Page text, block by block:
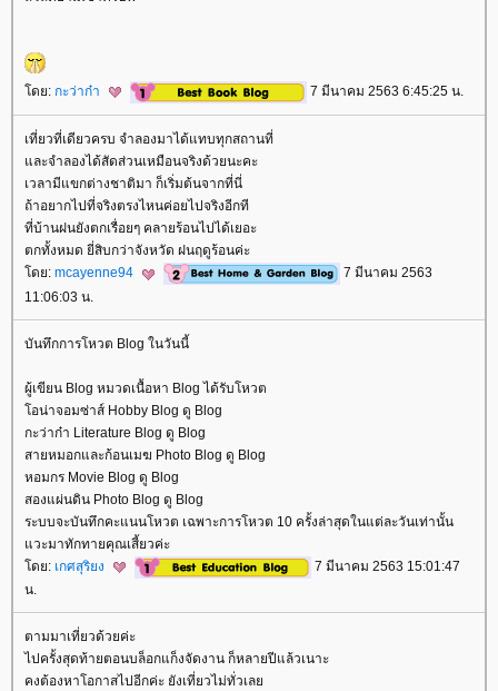
ดย: กะว่าก๋า 7 มีนาคม 2563 6:45:25 น.
เที่ยวที่เดียวครบ จำลองมาได้แทบทุกสถานที่
ละจำลองได้สัดส่วนเหมือนจริงด้วยนะคะ
เวลามีแขกต่างชาติมา ก็เริ่มต้นจากที่นี่
ถ้าอยากไปที่จริงตรงไหนค่อยไปจริงอีกที
ที่บ้านฝนยังตกเรื่อยๆ คลายร้อนไปได้เยอะ
ตกทั้งหมด ยี่สิบกว่าจังหวัด ฝนฤดูร้อนค่ะ
ดย: mcayenne94
7 มีนาคม 2563
11:06:03 น.
บันทึกการโหวต Blog ในวันนี้
ผู้เขียน Blog หมวดเนื้อหา Blog ได้รับโหวต
อน่าจอมซ่าส์ Hobby Blog ดู Blog
กะว่าก๋า Literature Blog ดู Blog
สายหมอกและก้อนเมฆ Photo Blog ดู Blog
หอมกร Movie Blog ดู Blog
สองแผ่นดิน Photo Blog ดู Blog
ระบบจะบันทึกคะแนนโหวต เฉพาะการโหวต 10 ครั้งล่าสุดในแต่ละวันเท่านั้น
วะมาทักทายคุณเสี้ยวค่ะ
ดย: เกศสุริยง
7 มีนาคม 2563 15:01:47
น.
ตามมาเที่ยวด้วยค่ะ
ไปครั้งสุดท้ายตอนบล็อกแก็งจัดงาน ก็หลายปีแล้วเนาะ
คงต้องหาโอกาสไปอีกค่ะ ยังเที่ยวไม่ทั่วเล